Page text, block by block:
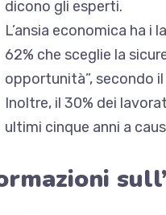
dicono gli esperti.
L’ansia economica ha i
62% che sceglie la
opportunità”, secondo
Inoltre, il 30% dei
ultimi cinque anni a